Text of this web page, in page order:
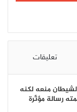
تعليقات
منعه لكنه
رسالة مؤثّرة